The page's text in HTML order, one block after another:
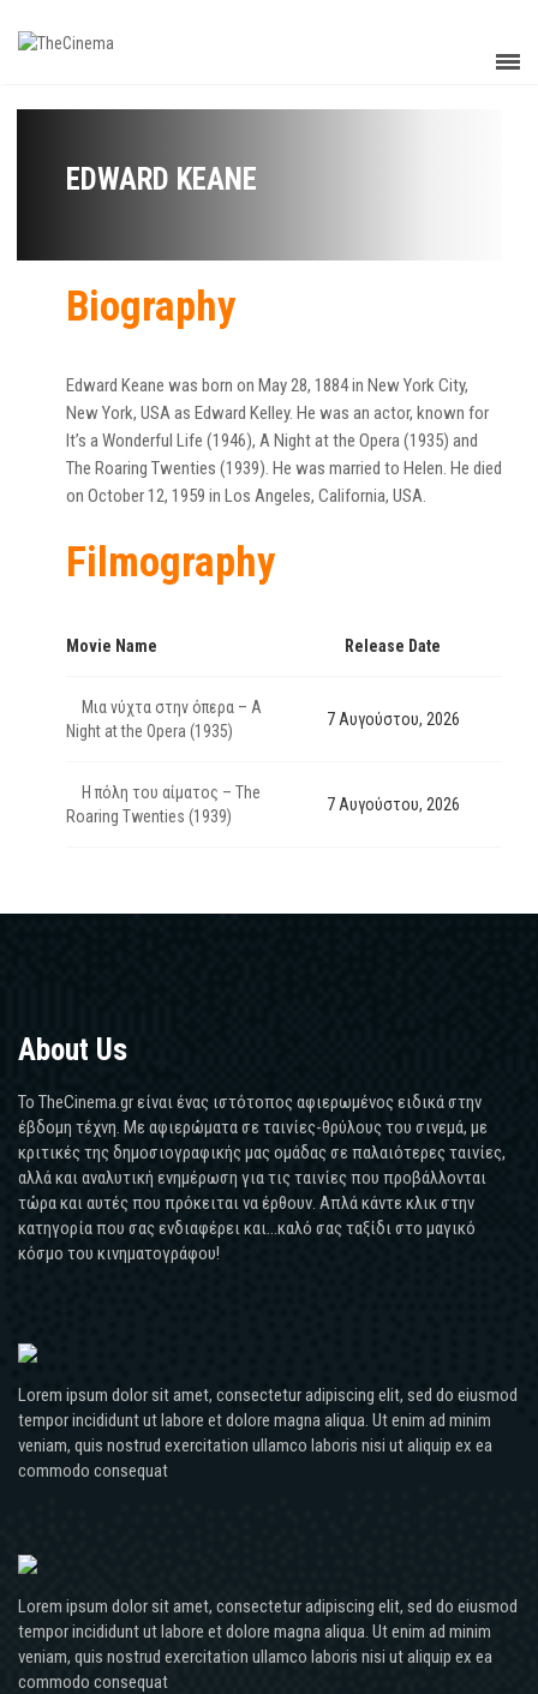
EDWARD KEANE
Biography
Edward Keane was born on May 28, 1884 in New York City,
New York, USA as Edward Kelley. He was an actor, known for
It’s a Wonderful Life (1946), A Night at the Opera (1935) and
The Roaring Twenties (1939). He was married to Helen. He died
on October 12, 1959 in Los Angeles, California, USA.
Filmography
Movie Name Release Date
Μια νύχτα στην όπερα – A
Night at the Opera (1935)
7 Αυγούστου, 2026
Η πόλη του αίματος – The
Roaring Twenties (1939)
7 Αυγούστου, 2026
About Us
Το TheCinema.gr είναι ένας ιστότοπος αφιερωμένος ειδικά στην
έβδομη τέχνη. Με αφιερώματα σε ταινίες-θρύλους του σινεμά, με
κριτικές της δημοσιογραφικής μας ομάδας σε παλαιότερες ταινίες,
αλλά και αναλυτική ενημέρωση για τις ταινίες που προβάλλονται
τώρα και αυτές που πρόκειται να έρθουν. Απλά κάντε κλικ στην
κατηγορία που σας ενδιαφέρει και...καλό σας ταξίδι στο μαγικό
κόσμο του κινηματογράφου!
Lorem ipsum dolor sit amet, consectetur adipiscing elit, sed do eiusmod
tempor incididunt ut labore et dolore magna aliqua. Ut enim ad minim
veniam, quis nostrud exercitation ullamco laboris nisi ut aliquip ex ea
commodo consequat
Lorem ipsum dolor sit amet, consectetur adipiscing elit, sed do eiusmod
tempor incididunt ut labore et dolore magna aliqua. Ut enim ad minim
veniam, quis nostrud exercitation ullamco laboris nisi ut aliquip ex ea
commodo consequat